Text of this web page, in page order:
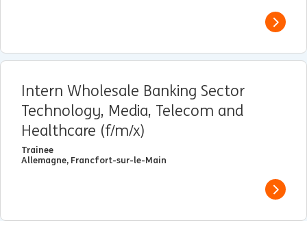
View
Intern Wholesale Banking Sector
Technology, Media, Telecom and
Healthcare (f/m/x)
Trainee
Allemagne, Francfort-sur-le-Main
View